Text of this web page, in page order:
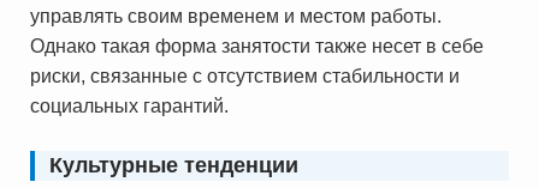
управлять своим временем и местом работы.
Однако такая форма занятости также несет в себе
риски, связанные с отсутствием стабильности и
социальных гарантий.
Культурные тенденции